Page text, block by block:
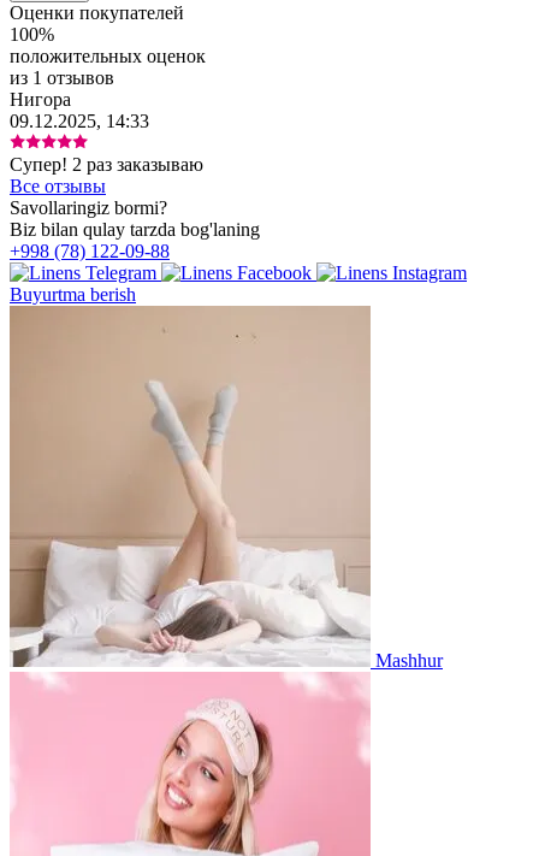
Оценки покупателей
100%
положительных оценок
из 1 отзывов
Нигора
09.12.2025, 14:33
Супер! 2 раз заказываю
Все отзывы
Savollaringiz bormi?
Biz bilan qulay tarzda bog'laning
+998 (78) 122-09-88
Buyurtma berish
Mashhur